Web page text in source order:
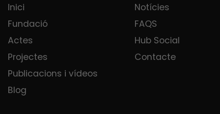
Inici
Fundació
Actes
Projectes
Publicacions i vídeos
Blog
Notícies
FAQS
Hub Social
Contacte